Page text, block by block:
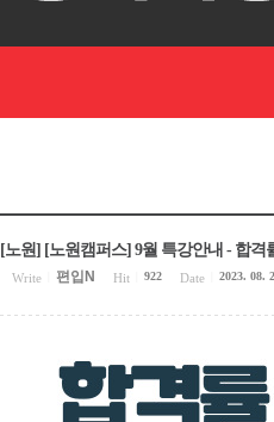
[노원] [노원캠퍼스] 9월 특강안내 - 합격
Write 편입N Hit 922 Date 2023. 08.